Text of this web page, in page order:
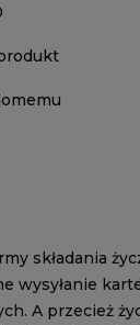
składania
wysyłanie
A przecież